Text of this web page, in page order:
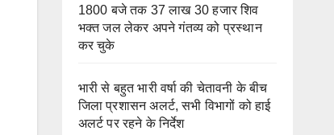
1800 बजे तक 37 लाख 30 हजार शिव
भक्त जल लेकर अपने गंतव्य को प्रस्थान
कर चुके
भारी से बहुत भारी वर्षा की चेतावनी के बीच
जिला प्रशासन अलर्ट, सभी विभागों को हाई
अलर्ट पर रहने के निर्देश